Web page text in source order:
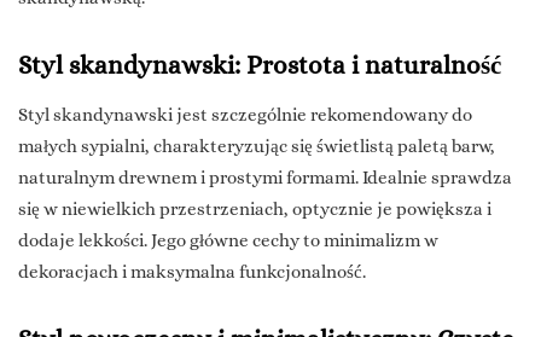
Styl skandynawski: Prostota i naturalność
Styl skandynawski jest szczególnie rekomendowany do
małych sypialni, charakteryzując się świetlistą paletą barw,
naturalnym drewnem i prostymi formami. Idealnie sprawdza
się w niewielkich przestrzeniach, optycznie je powiększa i
dodaje lekkości. Jego główne cechy to minimalizm w
dekoracjach i maksymalna funkcjonalność.